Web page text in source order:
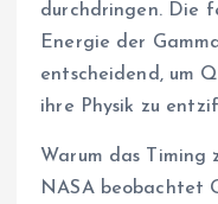
durchdringen. Die
Energie der
entscheidend, um
ihre Physik zu
Warum das Timing
NASA beobachtet